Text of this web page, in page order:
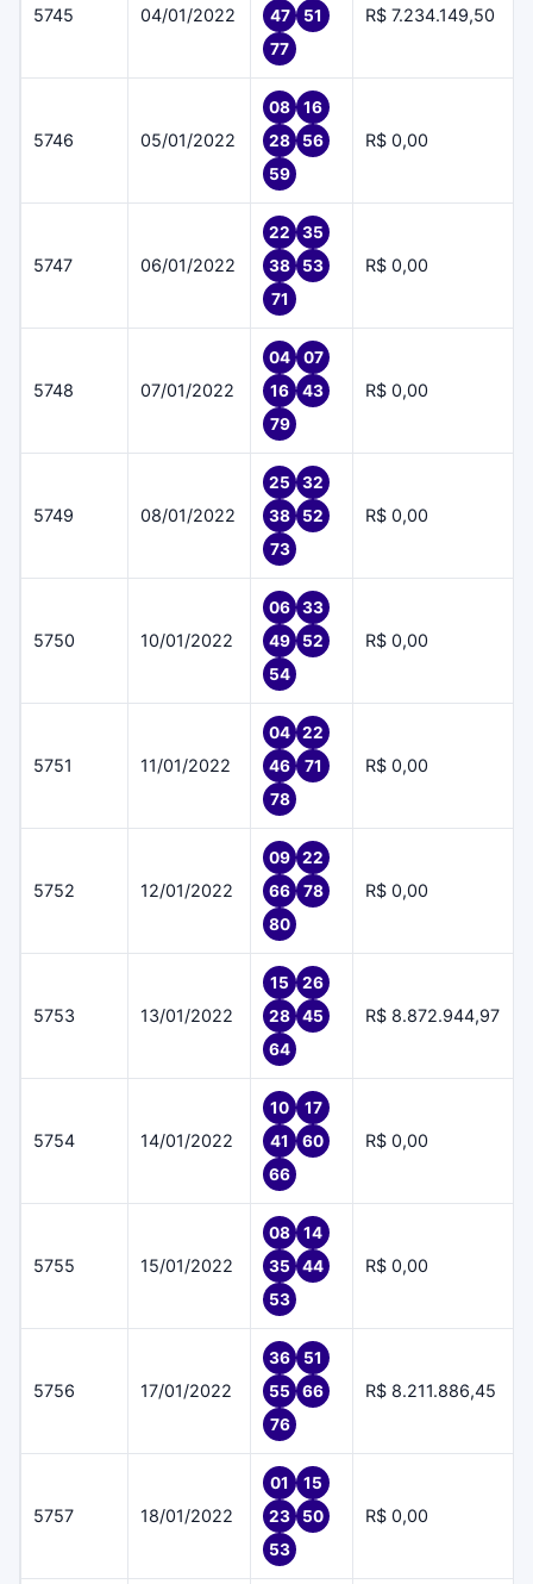
5745 04/01/2022
47
51
77
R$ 7.234.149,50
5746 05/01/2022
08
16
28
56
59
R$ 0,00
5747 06/01/2022
22
35
38
53
71
R$ 0,00
5748 07/01/2022
04
07
16
43
79
R$ 0,00
5749 08/01/2022
25
32
38
52
73
R$ 0,00
5750 10/01/2022
06
33
49
52
54
R$ 0,00
5751 11/01/2022
04
22
46
71
78
R$ 0,00
5752 12/01/2022
09
22
66
78
80
R$ 0,00
5753 13/01/2022
15
26
28
45
64
R$ 8.872.944,97
5754 14/01/2022
10
17
41
60
66
R$ 0,00
5755 15/01/2022
08
14
35
44
53
R$ 0,00
5756 17/01/2022
36
51
55
66
76
R$ 8.211.886,45
5757 18/01/2022
01
15
23
50
53
R$ 0,00